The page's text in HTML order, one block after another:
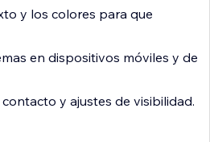
y los colores para que
en dispositivos móviles y de
y ajustes de visibilidad.